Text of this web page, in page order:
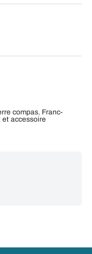
compas, Franc-
et accessoire